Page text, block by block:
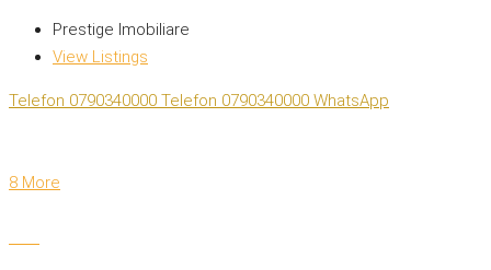
Prestige Imobiliare
View Listings
Telefon 0790340000 Telefon 0790340000 WhatsApp
8 More